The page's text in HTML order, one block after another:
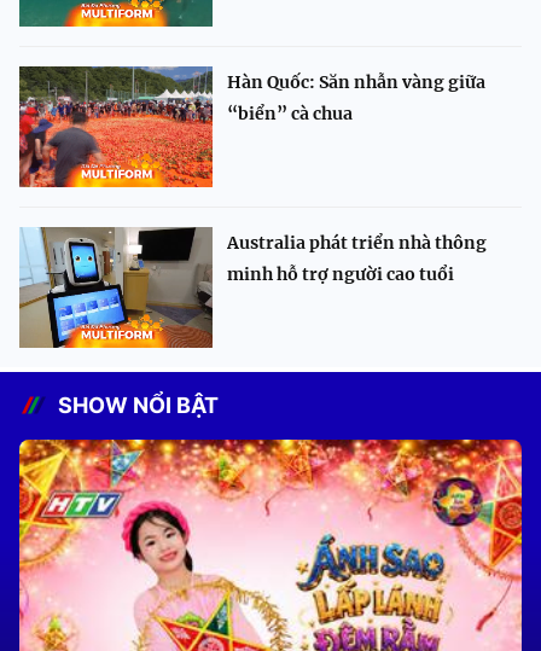
Hàn Quốc: Săn nhẫn vàng giữa
“biển” cà chua
Australia phát triển nhà thông
minh hỗ trợ người cao tuổi
SHOW NỔI BẬT